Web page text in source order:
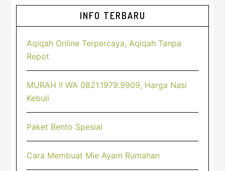
Sidebar
Utama
INFO TERBARU
Aqiqah Online Terpercaya, Aqiqah Tanpa
Repot
MURAH !! WA 0821.1979.9909, Harga Nasi
Kebuli
Paket Bento Spesial
Cara Membuat Mie Ayam Rumahan